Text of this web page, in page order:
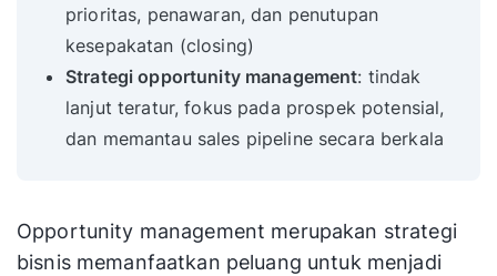
prioritas, penawaran, dan penutupan
kesepakatan (closing)
Strategi opportunity management: tindak
lanjut teratur, fokus pada prospek potensial,
dan memantau sales pipeline secara berkala
Opportunity management merupakan strategi
bisnis memanfaatkan peluang untuk menjadi